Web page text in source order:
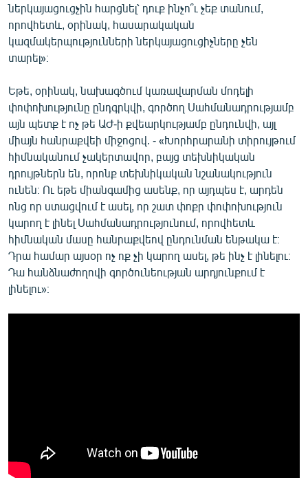
ներկայացուցչին հարցնել՝ դուք ինչո՞ւ չեք տանում,
որովհետև, օրինակ, հասարակական
կազմակերպությունների ներկայացուցիչները չեն
տարել»։
Եթե, օրինակ, նախագծում կառավարման մոդելի
փոփոխությունը ընդգրկվի, գործող Սահմանադրությամբ
այն պետք է ոչ թե ԱԺ-ի քվեարկությամբ ընդունվի, այլ
միայն հանրաքվեի միջոցով. - «Խորհրարանի տիրույթում
հիմնականում չակերտավոր, բայց տեխնիկական
դրույթներն են, որոնք տեխնիկական նշանակություն
ունեն։ Ու եթե միանգամից ասենք, որ այդպես է, արդեն
ոնց որ ստացվում է ասել, որ շատ փոքր փոփոխություն
կարող է լինել Սահմանադրությունում, որովհետև
հիմնական մասը հանրաքվեով ընդունման ենթակա է։
Դրա համար այսօր ոչ ոք չի կարող ասել, թե ինչ է լինելու։
Դա հանձնաժողովի գործունեության արդյունքում է
լինելու»։